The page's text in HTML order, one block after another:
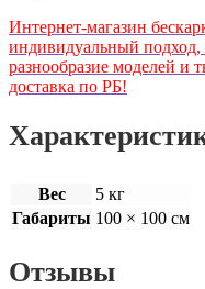
Интернет-магазин
индивидуальный подход,
разнообразие моделей и
доставка по РБ!
Вес
5 кг
Габариты 100 × 100 см
Отзывы